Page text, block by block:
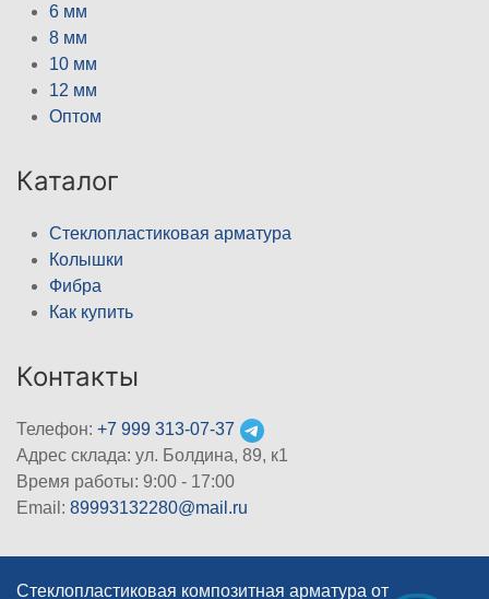
6 мм
8 мм
10 мм
12 мм
Оптом
Каталог
Стеклопластиковая арматура
Колышки
Фибра
Как купить
Контакты
Телефон: +7 999 313-07-37
Адрес склада: ул. Болдина, 89, к1
Время работы: 9:00 - 17:00
Email: 89993132280@mail.ru
Стеклопластиковая композитная арматура от